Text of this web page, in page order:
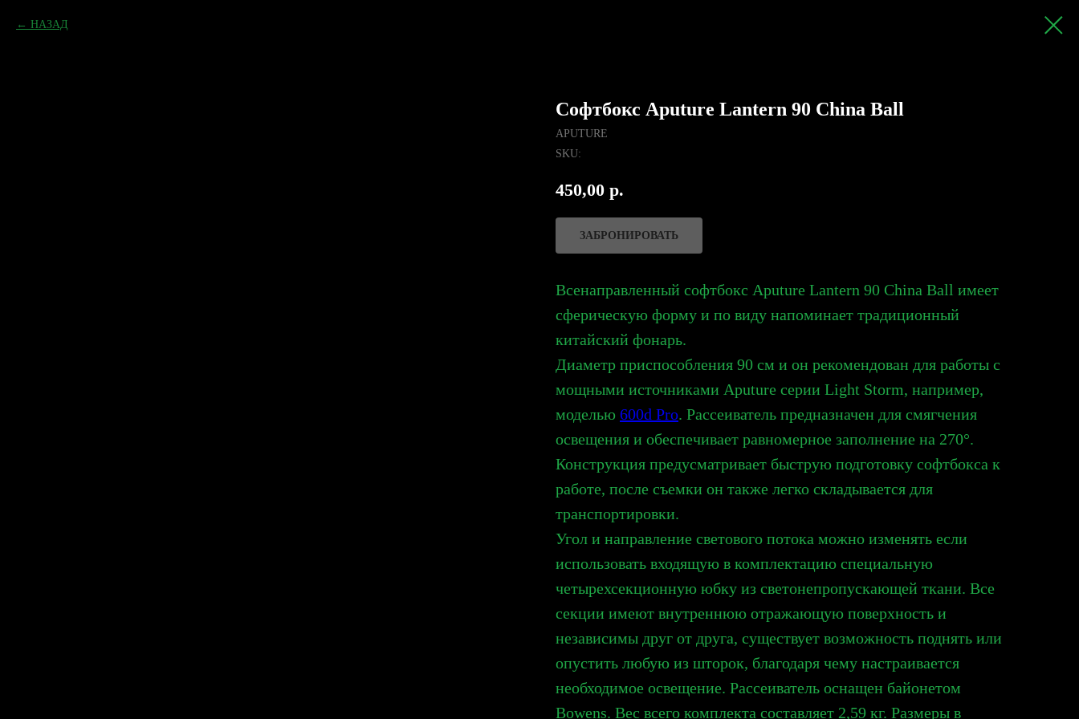
НАЗАД
Софтбокс Aputure Lantern 90 China Ball
APUTURE
SKU:
450,00 р.
ЗАБРОНИРОВАТЬ
Всенаправленный софтбокс Aputure Lantern 90 China Ball имеет
сферическую форму и по виду напоминает традиционный
китайский фонарь.
Диаметр приспособления 90 см и он рекомендован для работы с
мощными источниками Aputure серии Light Storm, например,
моделью 600d Pro. Рассеиватель предназначен для смягчения
освещения и обеспечивает равномерное заполнение на 270°.
Конструкция предусматривает быструю подготовку софтбокса к
работе, после съемки он также легко складывается для
транспортировки.
Угол и направление светового потока можно изменять если
использовать входящую в комплектацию специальную
четырехсекционную юбку из светонепропускающей ткани. Все
секции имеют внутреннюю отражающую поверхность и
независимы друг от друга, существует возможность поднять или
опустить любую из шторок, благодаря чему настраивается
необходимое освещение. Рассеиватель оснащен байонетом
Bowens. Вес всего комплекта составляет 2,59 кг. Размеры в